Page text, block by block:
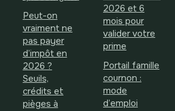
Peut-on
vraiment ne
pas payer
d’impôt en
2026 ?
Seuils,
crédits et
pièges à
2026 et 6
mois pour
valider votre
prime
Portail famille
cournon :
mode
d’emploi